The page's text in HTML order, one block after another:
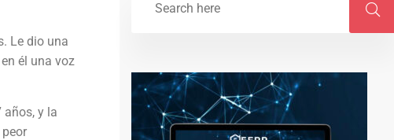
Le dio una
él una voz
años, y la